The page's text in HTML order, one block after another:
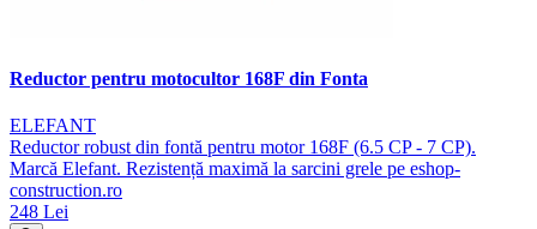
Reductor pentru motocultor 168F din Fonta
ELEFANT
Reductor robust din fontă pentru motor 168F (6.5 CP - 7 CP).
Marcă Elefant. Rezistență maximă la sarcini grele pe eshop-
construction.ro
248 Lei